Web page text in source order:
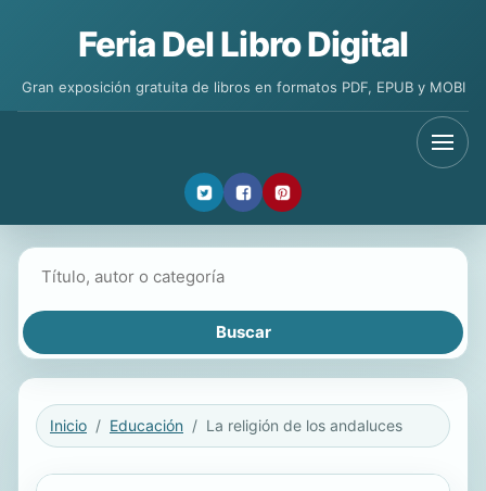
Feria Del Libro Digital
Gran exposición gratuita de libros en formatos PDF, EPUB y MOBI
Inicio Educación La religión de los andaluces